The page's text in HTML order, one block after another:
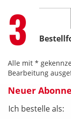
3
Alle mit *
Bearbeitung
Neuer
Ich bestelle als: